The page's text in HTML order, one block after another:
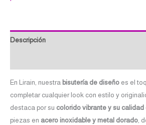
Descripción
En Lirain, nuestra bisutería de diseño es el
completar cualquier look con estilo y
destaca por su colorido vibrante y su calidad
piezas en acero inoxidable y metal dorado,